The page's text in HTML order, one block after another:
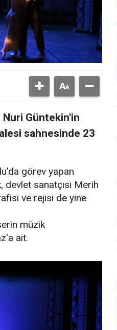
Nuri Güntekin'in
sahnesinde 23
görev yapan
devlet sanatçısı Merih
ve rejisi de yine
müzik
ait.